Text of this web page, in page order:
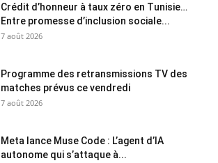
Crédit d’honneur à taux zéro en Tunisie…
Entre promesse d’inclusion sociale...
7 août 2026
Programme des retransmissions TV des
matches prévus ce vendredi
7 août 2026
Meta lance Muse Code : L’agent d’IA
autonome qui s’attaque à...